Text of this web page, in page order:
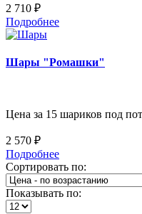
2 710 ₽
Подробнее
Шары "Ромашки"
Цена за 15 шариков под
2 570 ₽
Подробнее
Сортировать по:
Показывать по: